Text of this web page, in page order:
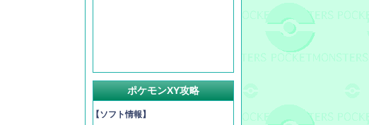
ポケモンXY攻略
【ソフト情報】